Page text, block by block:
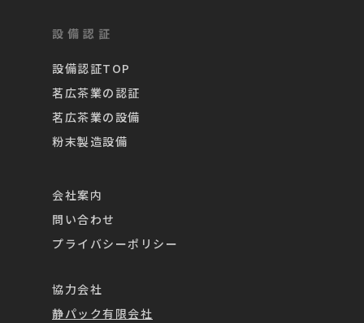
設備認証
設備認証TOP
茗広茶業の認証
茗広茶業の設備
粉末製造設備
会社案内
問い合わせ
プライバシーポリシー
協力会社
静パック有限会社